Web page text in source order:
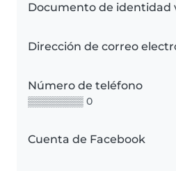
Documento de identidad
Dirección de correo
Número de teléfono
▒▒▒▒▒▒▒▒ 0
Cuenta de Facebook